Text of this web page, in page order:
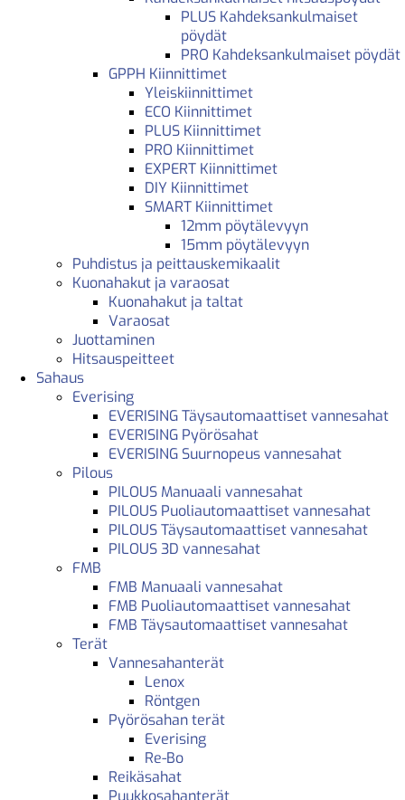
PLUS Kahdeksankulmaiset
pöydät
PRO Kahdeksankulmaiset pöydät
GPPH Kiinnittimet
Yleiskiinnittimet
ECO Kiinnittimet
PLUS Kiinnittimet
PRO Kiinnittimet
EXPERT Kiinnittimet
DIY Kiinnittimet
SMART Kiinnittimet
12mm pöytälevyyn
15mm pöytälevyyn
Puhdistus ja peittauskemikaalit
Kuonahakut ja varaosat
Kuonahakut ja taltat
Varaosat
Juottaminen
Hitsauspeitteet
Sahaus
Everising
EVERISING Täysautomaattiset vannesahat
EVERISING Pyörösahat
EVERISING Suurnopeus vannesahat
Pilous
PILOUS Manuaali vannesahat
PILOUS Puoliautomaattiset vannesahat
PILOUS Täysautomaattiset vannesahat
PILOUS 3D vannesahat
FMB
FMB Manuaali vannesahat
FMB Puoliautomaattiset vannesahat
FMB Täysautomaattiset vannesahat
Terät
Vannesahanterät
Lenox
Röntgen
Pyörösahan terät
Everising
Re-Bo
Reikäsahat
Puukkosahanterät